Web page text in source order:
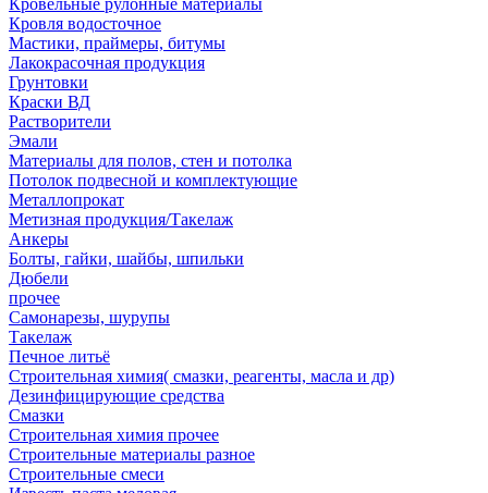
Кровельные рулонные материалы
Кровля водосточное
Мастики, праймеры, битумы
Лакокрасочная продукция
Грунтовки
Краски ВД
Растворители
Эмали
Материалы для полов, стен и потолка
Потолок подвесной и комплектующие
Металлопрокат
Метизная продукция/Такелаж
Анкеры
Болты, гайки, шайбы, шпильки
Дюбели
прочее
Самонарезы, шурупы
Такелаж
Печное литьё
Строительная химия( смазки, реагенты, масла и др)
Дезинфицирующие средства
Смазки
Строительная химия прочее
Строительные материалы разное
Строительные смеси